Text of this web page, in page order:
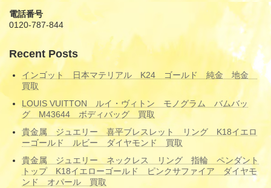
電話番号
0120-787-844
Recent Posts
インゴット 日本マテリアル K24 ゴールド 純金 地金
買取
LOUIS VUITTON ルイ・ヴィトン モノグラム バムバッ
グ M43644 ボディバッグ 買取
貴金属 ジュエリー 喜平ブレスレット リング K18イエロ
ーゴールド ルビー ダイヤモンド 買取
貴金属 ジュエリー ネックレス リング 指輪 ペンダント
トップ K18イエローゴールド ピンクサファイア ダイヤモ
ンド オパール 買取